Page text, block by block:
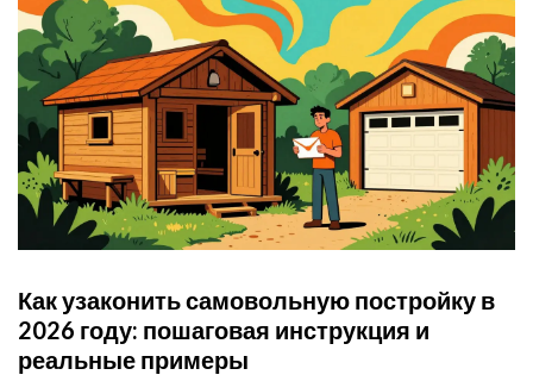
Как узаконить самовольную постройку в
2026 году: пошаговая инструкция и
реальные примеры